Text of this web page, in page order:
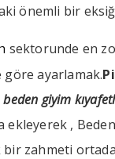
önemli bir
sektorunde en
ayarlamak.
giyim
ekleyerek ,
zahmeti